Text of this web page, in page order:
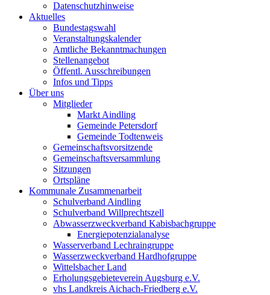
Datenschutzhinweise
Aktuelles
Bundestagswahl
Veranstaltungskalender
Amtliche Bekanntmachungen
Stellenangebot
Öffentl. Ausschreibungen
Infos und Tipps
Über uns
Mitglieder
Markt Aindling
Gemeinde Petersdorf
Gemeinde Todtenweis
Gemeinschaftsvorsitzende
Gemeinschaftsversammlung
Sitzungen
Ortspläne
Kommunale Zusammenarbeit
Schulverband Aindling
Schulverband Willprechtszell
Abwasserzweckverband Kabisbachgruppe
Energiepotenzialanalyse
Wasserverband Lechraingruppe
Wasserzweckverband Hardhofgruppe
Wittelsbacher Land
Erholungsgebieteverein Augsburg e.V.
vhs Landkreis Aichach-Friedberg e.V.